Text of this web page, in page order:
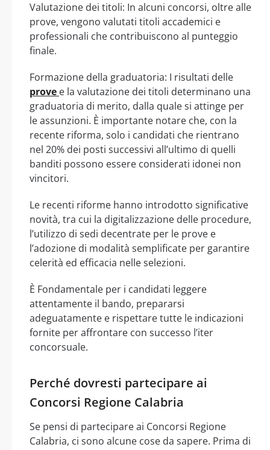
Valutazione dei titoli: In alcuni concorsi, oltre alle
prove, vengono valutati titoli accademici e
professionali che contribuiscono al punteggio
finale.
Formazione della graduatoria: I risultati delle
prove e la valutazione dei titoli determinano una
graduatoria di merito, dalla quale si attinge per
le assunzioni. È importante notare che, con la
recente riforma, solo i candidati che rientrano
nel 20% dei posti successivi all’ultimo di quelli
banditi possono essere considerati idonei non
vincitori.
Le recenti riforme hanno introdotto significative
novità, tra cui la digitalizzazione delle procedure,
l’utilizzo di sedi decentrate per le prove e
l’adozione di modalità semplificate per garantire
celerità ed efficacia nelle selezioni.
È Fondamentale per i candidati leggere
attentamente il bando, prepararsi
adeguatamente e rispettare tutte le indicazioni
fornite per affrontare con successo l’iter
concorsuale.
Perché dovresti partecipare ai
Concorsi Regione Calabria
Se pensi di partecipare ai Concorsi Regione
Calabria, ci sono alcune cose da sapere. Prima di